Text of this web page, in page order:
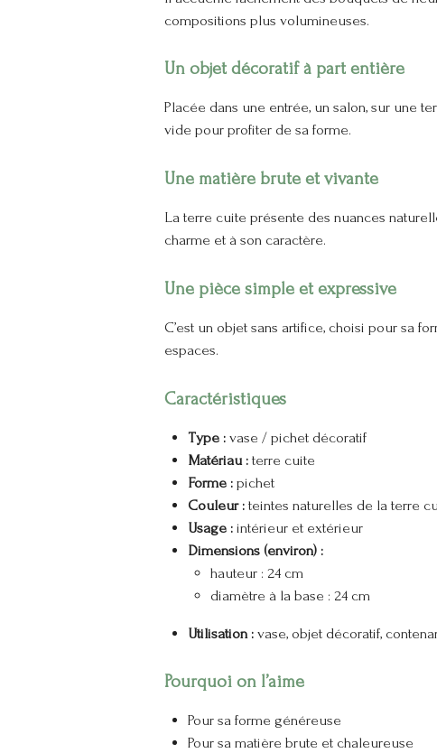
compositions plus volumineuses.
Un objet décoratif à part entière
Placée dans une entrée, un salon, sur une
vide pour profiter de sa forme.
Une matière brute et vivante
La terre cuite présente des nuances
charme et à son caractère.
Une pièce simple et expressive
C’est un objet sans artifice, choisi pour sa
espaces.
Caractéristiques
Type :vase / pichet décoratif
Matériau :terre cuite
Forme :pichet
Couleur :teintes naturelles de la terre
Usage :intérieur et extérieur
Dimensions (environ) :
hauteur : 24 cm
diamètre à la base : 24 cm
Utilisation :vase, objet décoratif,
Pourquoi on l’aime
Pour sa forme généreuse
Pour sa matière brute et chaleureuse